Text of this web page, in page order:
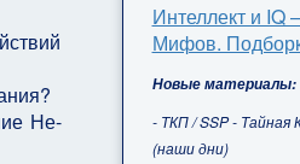
Не-
Интеллект и IQ
Мифов.
Новые материалы:
- ТКП / SSP - Тайная
(наши дни)